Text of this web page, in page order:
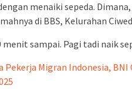
menaiki sepeda.
di BBS, Kelurahan
sampai. Pagi tadi naik
Pekerja Migran Indonesia,